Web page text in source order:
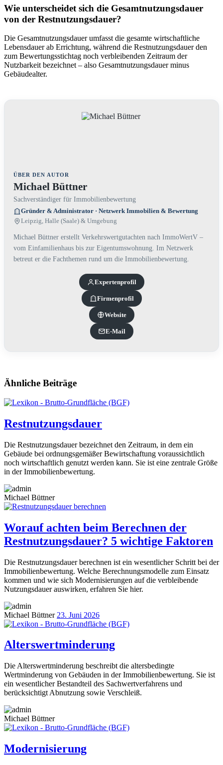
Wie unterscheidet sich die Gesamtnutzungsdauer
von der Restnutzungsdauer?
Die Gesamtnutzungsdauer umfasst die gesamte wirtschaftliche
Lebensdauer ab Errichtung, während die Restnutzungsdauer den
zum Bewertungsstichtag noch verbleibenden Zeitraum der
Nutzbarkeit bezeichnet – also Gesamtnutzungsdauer minus
Gebäudealter.
ÜBER DEN AUTOR
Michael Büttner
Sachverständiger für Immobilienbewertung
Gründer & Administrator · Netzwerk Immobilien & Bewertung
Leipzig, Halle (Saale) & Umgebung
Michael Büttner erstellt Verkehrswertgutachten nach ImmoWertV –
vom Einfamilienhaus bis zur Eigentumswohnung. Im Netzwerk
betreut er die Fachthemen rund um die Immobilienbewertung.
Experten­profil
Firmenprofil
Website
E-Mail
Ähnliche Beiträge
Restnutzungsdauer
Die Restnutzungsdauer bezeichnet den Zeitraum, in dem ein
Gebäude bei ordnungsgemäßer Bewirtschaftung voraussichtlich
noch wirtschaftlich genutzt werden kann. Sie ist eine zentrale Größe
in der Immobilienbewertung.
Michael Büttner
Worauf achten beim Berechnen der
Restnutzungsdauer? 5 wichtige Faktoren
Die Restnutzungsdauer berechnen ist ein wesentlicher Schritt bei der
Immobilienbewertung. Welche Berechnungsmodelle zum Einsatz
kommen und wie sich Modernisierungen auf die verbleibende
Nutzungsdauer auswirken, erfahren Sie hier.
Michael Büttner 23. Juni 2026
Alterswertminderung
Die Alterswertminderung beschreibt die altersbedingte
Wertminderung von Gebäuden in der Immobilienbewertung. Sie ist
ein wesentlicher Bestandteil des Sachwertverfahrens und
berücksichtigt Abnutzung sowie Verschleiß.
Michael Büttner
Modernisierung